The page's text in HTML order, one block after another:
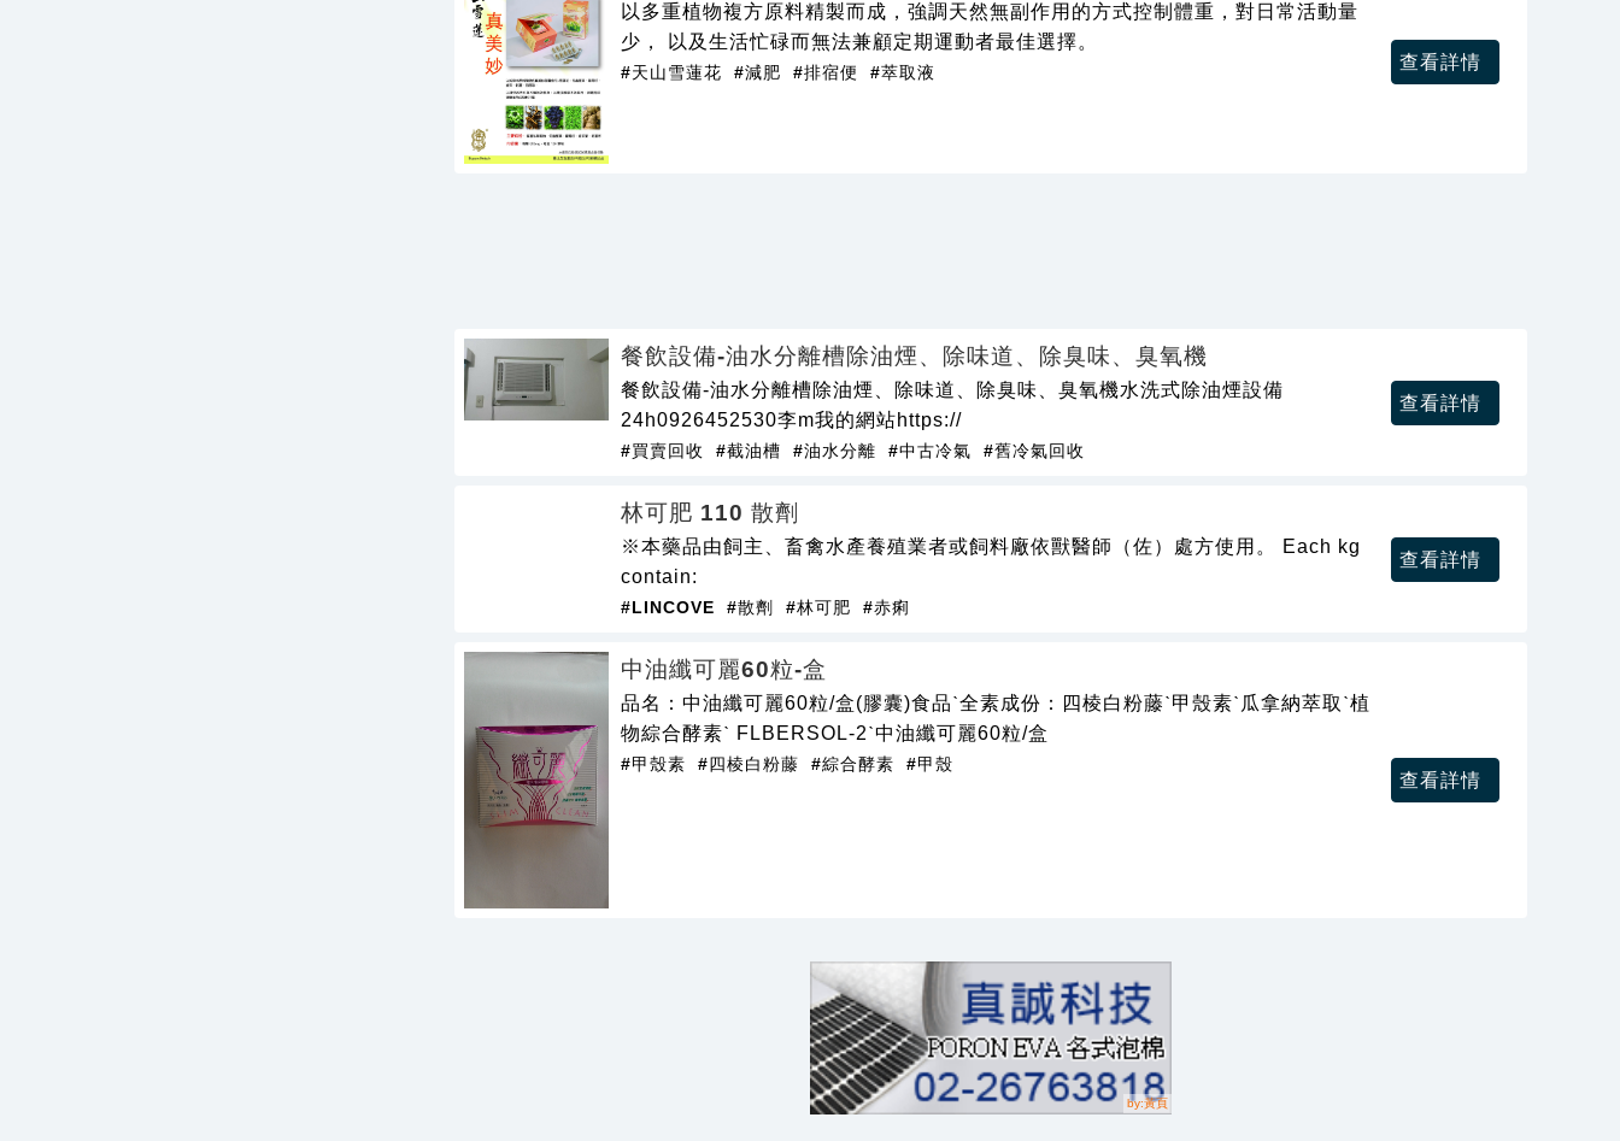
以多重植物複方原料精製而成，強調天然無副作用的方式控制體重，對日常活動量
少， 以及生活忙碌而無法兼顧定期運動者最佳選擇。
#天山雪蓮花 #減肥 #排宿便 #萃取液
查看詳情
餐飲設備-油水分離槽除油煙、除味道、除臭味、臭氧機
餐飲設備-油水分離槽除油煙、除味道、除臭味、臭氧機水洗式除油煙設備
24h0926452530李m我的網站https://
#買賣回收 #截油槽 #油水分離 #中古冷氣 #舊冷氣回收
查看詳情
林可肥 110 散劑
※本藥品由飼主、畜禽水產養殖業者或飼料廠依獸醫師（佐）處方使用。 Each kg
contain:
#LINCOVE #散劑 #林可肥 #赤痢
查看詳情
中油纖可麗60粒-盒
品名：中油纖可麗60粒/盒(膠囊)食品ˋ全素成份：四棱白粉藤ˋ甲殼素ˋ瓜拿納萃取ˋ植
物綜合酵素ˋ FLBERSOL-2ˋ中油纖可麗60粒/盒
#甲殼素 #四棱白粉藤 #綜合酵素 #甲殼
查看詳情